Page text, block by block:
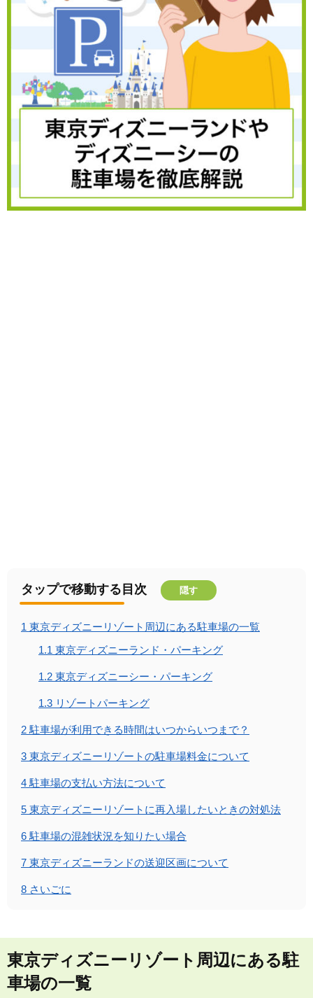
タップで移動する目次 隠す
1 東京ディズニーリゾート周辺にある駐車場の一覧
1.1 東京ディズニーランド・パーキング
1.2 東京ディズニーシー・パーキング
1.3 リゾートパーキング
2 駐車場が利用できる時間はいつからいつまで？
3 東京ディズニーリゾートの駐車場料金について
4 駐車場の支払い方法について
5 東京ディズニーリゾートに再入場したいときの対処法
6 駐車場の混雑状況を知りたい場合
7 東京ディズニーランドの送迎区画について
8 さいごに
東京ディズニーリゾート周辺にある駐
車場の一覧